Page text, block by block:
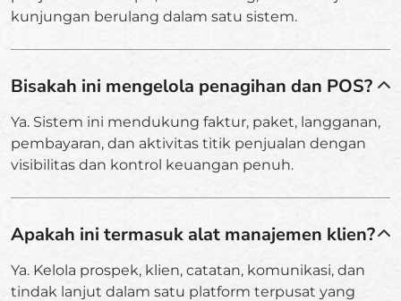
kunjungan berulang dalam satu sistem.
Bisakah ini mengelola penagihan dan POS?
Ya. Sistem ini mendukung faktur, paket, langganan,
pembayaran, dan aktivitas titik penjualan dengan
visibilitas dan kontrol keuangan penuh.
Apakah ini termasuk alat manajemen klien?
Ya. Kelola prospek, klien, catatan, komunikasi, dan
tindak lanjut dalam satu platform terpusat yang